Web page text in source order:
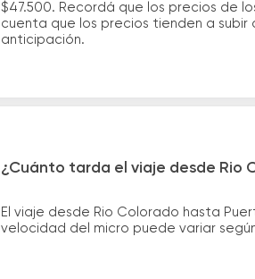
$47.500. Recordá que los precios de
cuenta que los precios tienden a
anticipación.
¿Cuánto tarda el viaje desde Rio
El viaje desde Rio Colorado hasta
velocidad del micro puede variar